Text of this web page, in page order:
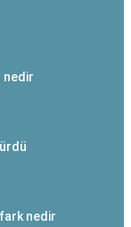
nedir
nedir